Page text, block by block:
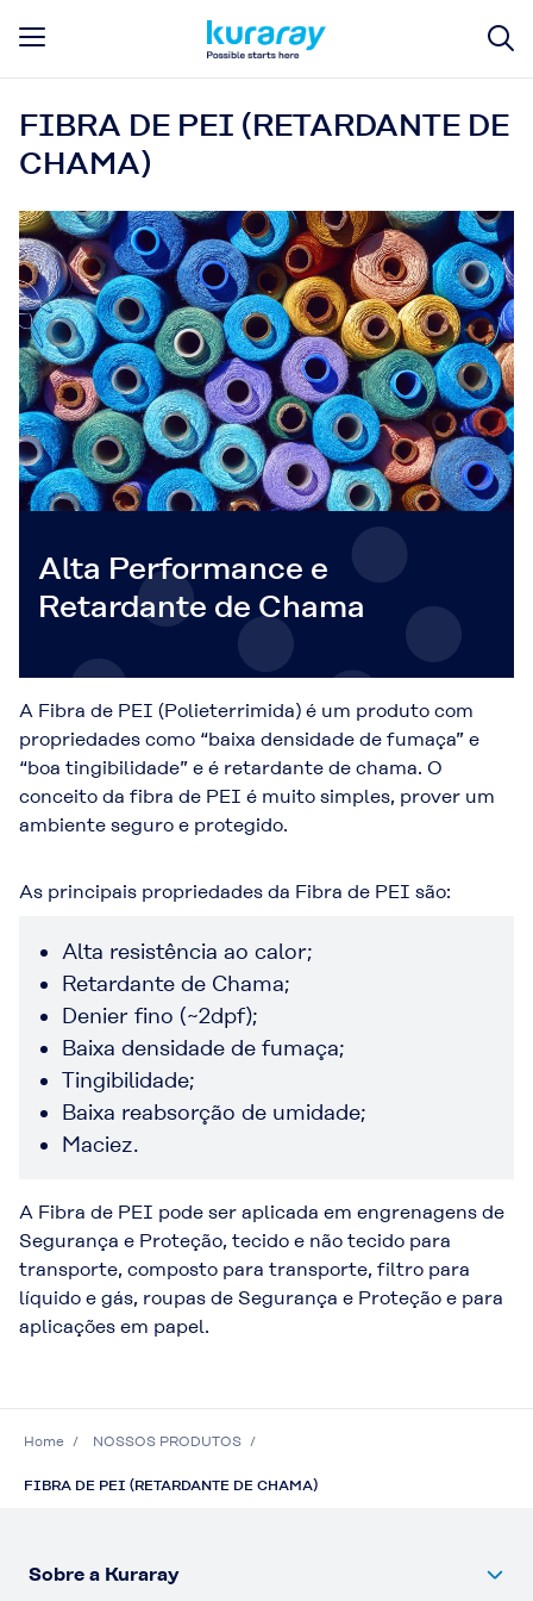
FIBRA DE PEI (RETARDANTE DE
CHAMA)
Alta Performance e
Retardante de Chama
A Fibra de PEI (Polieterrimida) é um produto com
propriedades como “baixa densidade de fumaça” e
“boa tingibilidade” e é retardante de chama. O
conceito da fibra de PEI é muito simples, prover um
ambiente seguro e protegido.
As principais propriedades da Fibra de PEI são:
Alta resistência ao calor;
Retardante de Chama;
Denier fino (~2dpf);
Baixa densidade de fumaça;
Tingibilidade;
Baixa reabsorção de umidade;
Maciez.
A Fibra de PEI pode ser aplicada em engrenagens de
Segurança e Proteção, tecido e não tecido para
transporte, composto para transporte, filtro para
líquido e gás, roupas de Segurança e Proteção e para
aplicações em papel.
Home NOSSOS PRODUTOS
FIBRA DE PEI (RETARDANTE DE CHAMA)
Sobre a Kuraray